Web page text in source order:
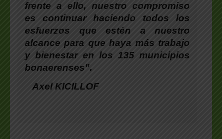
frente a ello, nuestro compromiso
es continuar haciendo todos los
esfuerzos que estén a nuestro
alcance para que haya más trabajo
y bienestar en los 135 municipios
bonaerenses”.
Axel KICILLOF